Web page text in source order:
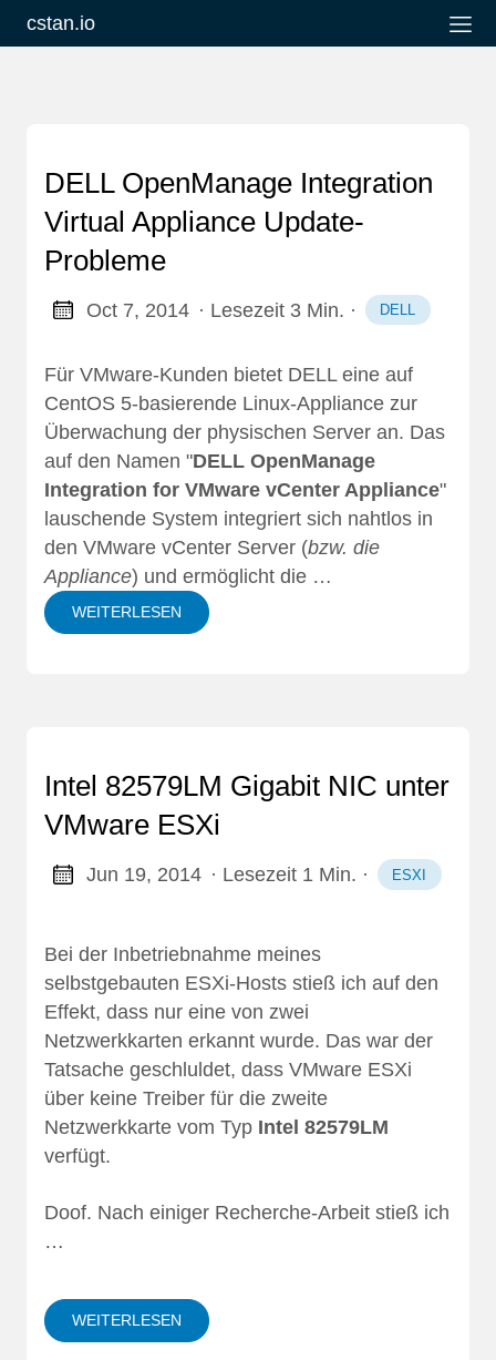
cstan.io
DELL OpenManage Integration
Virtual Appliance Update-
Probleme
Oct 7, 2014 · Lesezeit 3 Min. · DELL
Für VMware-Kunden bietet DELL eine auf
CentOS 5-basierende Linux-Appliance zur
Überwachung der physischen Server an. Das
auf den Namen "DELL OpenManage
Integration for VMware vCenter Appliance"
lauschende System integriert sich nahtlos in
den VMware vCenter Server (bzw. die
Appliance) und ermöglicht die …
WEITERLESEN
Intel 82579LM Gigabit NIC unter
VMware ESXi
Jun 19, 2014 · Lesezeit 1 Min. · ESXI
Bei der Inbetriebnahme meines
selbstgebauten ESXi-Hosts stieß ich auf den
Effekt, dass nur eine von zwei
Netzwerkkarten erkannt wurde. Das war der
Tatsache geschluldet, dass VMware ESXi
über keine Treiber für die zweite
Netzwerkkarte vom Typ Intel 82579LM
verfügt.
Doof. Nach einiger Recherche-Arbeit stieß ich
…
WEITERLESEN